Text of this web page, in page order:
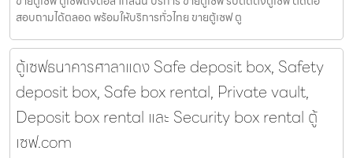
สอบถามได้ตลอด พร้อมให้บริการทั่วไทย ขายตู้เซฟ ตู
ตู้เซฟธนาคารศาลาแดง Safe deposit box, Safety
deposit box, Safe box rental, Private vault,
Deposit box rental และ Security box rental ตู้
เซฟ.com